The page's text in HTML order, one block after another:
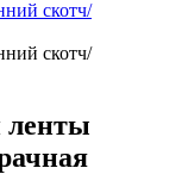
ленты